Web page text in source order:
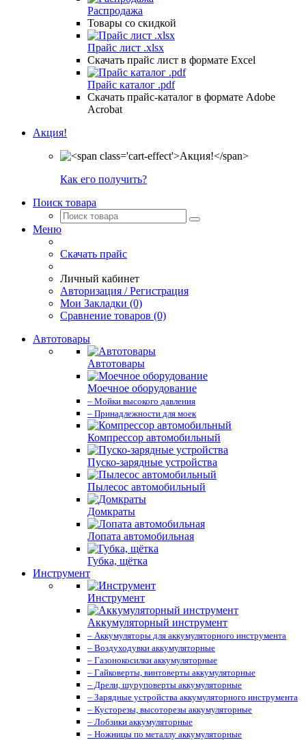
Распродажа
Товары со скидкой
Прайс лист .xlsx
Скачать прайс лист в формате Excel
Прайс каталог .pdf
Скачать прайс-каталог в формате Adobe
Acrobat
Акция!
Как его получить?
Поиск товара
Меню
Скачать прайс
Личный кабинет
Авторизация / Регистрация
Мои Закладки (0)
Сравнение товаров (0)
Автотовары
Автотовары
Моечное оборудование
– Мойки высокого давления
– Принадлежности для моек
Компрессор автомобильный
Пуско-зарядные устройства
Пылесос автомобильный
Домкраты
Лопата автомобильная
Губка, щётка
Инструмент
Инструмент
Аккумуляторный инструмент
– Аккумуляторы для аккумуляторного инструмента
– Воздуходувки аккумуляторные
– Газонокосилки аккумуляторные
– Гайковерты, винтоверты аккумуляторные
– Дрели, шуруповерты аккумуляторные
– Зарядные устройства аккумуляторного инструмента
– Кусторезы, высоторезы аккумуляторные
– Лобзики аккумуляторные
– Ножницы по металлу аккумуляторные